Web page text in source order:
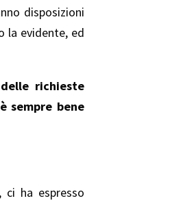
disposizioni
la evidente, ed
richieste
sempre bene
ci ha espresso